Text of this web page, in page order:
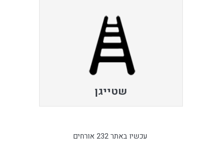
שטייגן
עכשיו באתר 232 אורחים